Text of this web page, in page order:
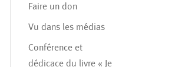
Faire un don
Vu dans les médias
Conférence et
dédicace du livre « Je